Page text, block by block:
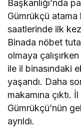
Başkanlığı’nda
Gümrükçü atama
saatlerinde ilk
Binada nöbet
olmaya
ile il binasındaki
yaşandı. Daha
makamına çıktı.
Gümrükçü’nün
ayrıldı.